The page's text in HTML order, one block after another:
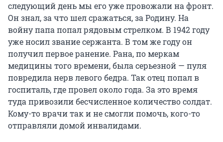
следующий день мы его уже провожали на фронт.
Он знал, за что шел сражаться, за Родину. На
войну папа попал рядовым стрелком. В 1942 году
уже носил звание сержанта. В том же году он
получил первое ранение. Рана, по меркам
медицины того времени, была серьезной — пуля
повредила нерв левого бедра. Так отец попал в
госпиталь, где провел около года. За это время
туда привозили бесчисленное количество солдат.
Кому-то врачи так и не смогли помочь, кого-то
отправляли домой инвалидами.